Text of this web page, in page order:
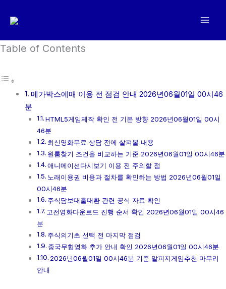
로
너
Table of Contents
메가박스예매 이용 전 점검 안내 2026년06월01일 00시46
분
HTML5게임제작 확인 전 기본 방향 2026년06월01일 00시
46분
최신영화무료 상담 전에 살펴볼 내용
원룸찾기 조건을 비교하는 기준 2026년06월01일 00시46분
애니메이션다시보기 이용 전 주의할 점
노래이용권 비용과 절차를 확인하는 방법 2026년06월01일
00시46분
주식담보대출대환 관련 공식 자료 확인
고전영화다운로드 진행 순서 확인 2026년06월01일 00시46
분
주식의기초 선택 전 마지막 점검
중국무협영화 추가 안내 확인 2026년06월01일 00시46분
2026년06월01일 00시46분 기준 알피지게임추천 마무리
안내